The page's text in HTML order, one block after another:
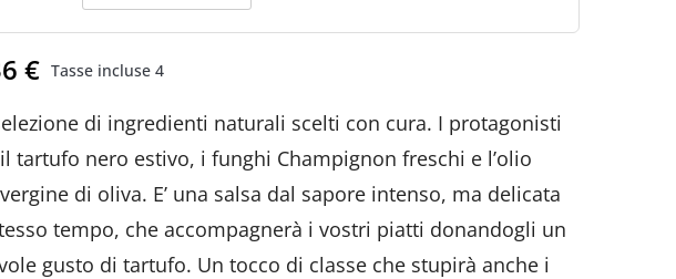
€ Tasse incluse 4
di ingredienti naturali scelti con cura. I protagonisti
tartufo nero estivo, i funghi Champignon freschi e l’olio
di oliva. E’ una salsa dal sapore intenso, ma delicata
tempo, che accompagnerà i vostri piatti donandogli un
gusto di tartufo. Un tocco di classe che stupirà anche i